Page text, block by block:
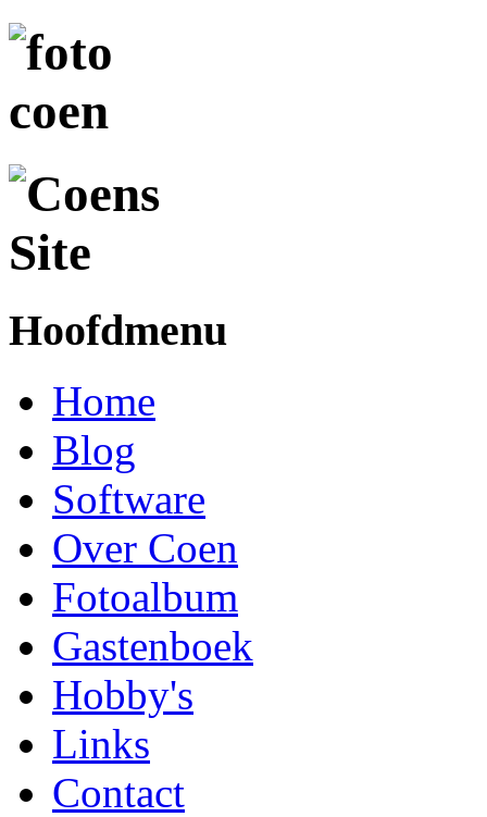
Hoofdmenu
Home
Blog
Software
Over Coen
Fotoalbum
Gastenboek
Hobby's
Links
Contact